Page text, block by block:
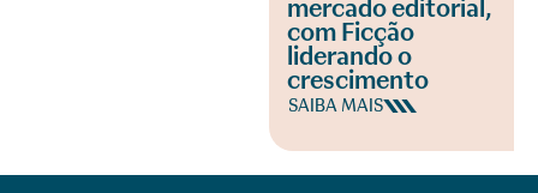
mercado editorial,
com Ficção
liderando o
crescimento
SAIBA MAIS